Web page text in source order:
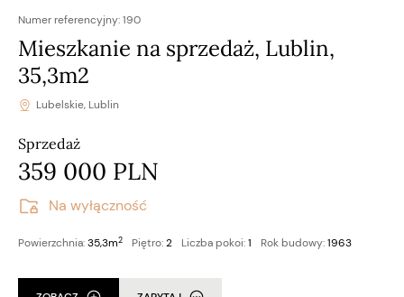
Na wyłączność
Numer referencyjny:190
Mieszkanie na sprzedaż, Lublin,
35,3m2
Lubelskie, Lublin
Sprzedaż
359 000 PLN
Powierzchnia:35,3m2 Piętro:2 Liczba pokoi:1 Rok budowy:1963